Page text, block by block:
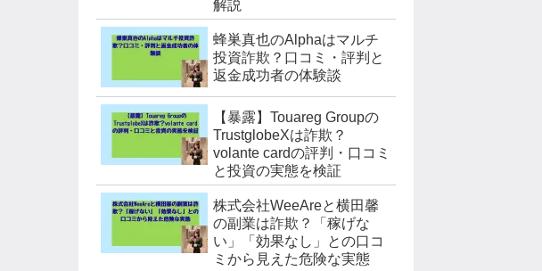
解説
蜂巣真也のAlphaはマルチ
投資詐欺？口コミ・評判と
返金成功者の体験談
【暴露】Touareg Groupの
TrustglobeXは詐欺？
volante cardの評判・口コミ
と投資の実態を検証
株式会社WeeAreと横田馨
の副業は詐欺？「稼げな
い」「効果なし」との口コ
ミから見えた危険な実態